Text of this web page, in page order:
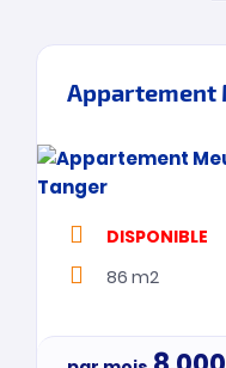
DISPONIBLE
86 m2